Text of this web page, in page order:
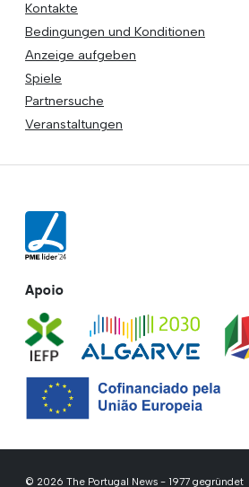
Kontakte
Bedingungen und Konditionen
Anzeige aufgeben
Spiele
Partnersuche
Veranstaltungen
Apoio
© 2026 The Portugal News - 1977 gegründet